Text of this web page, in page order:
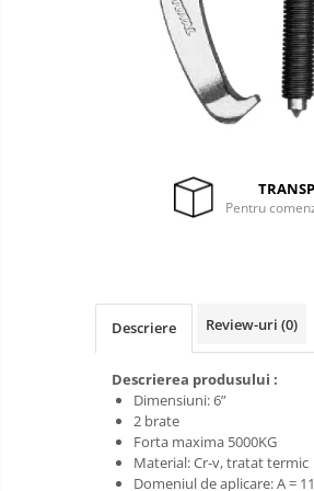
Generatoare si
unelte pentru
santier
Lucru la
înălțime
Motocoase
Foarfece de tuns gard viu si
Motosape si motoburghie
Motosapatoare
Mănuși
protecție
Oferte
Pentru
Descriere Review-uri (0)
Descrierea produsului :
Dimensiuni: 6”
2 brate
Forta maxima 5000KG
Material: Cr-v, tratat termic
Domeniul de aplicare: A =